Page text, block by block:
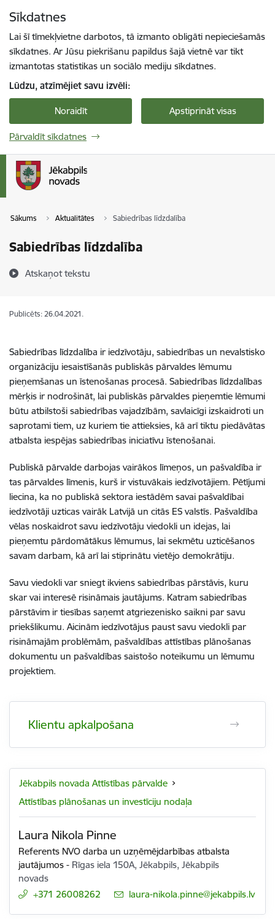
Sīkdatnes
Lai šī tīmekļvietne darbotos, tā izmanto obligāti nepieciešamās
sīkdatnes. Ar Jūsu piekrišanu papildus šajā vietnē var tikt
izmantotas statistikas un sociālo mediju sīkdatnes.
Lūdzu, atzīmējiet savu izvēli:
Noraidīt Apstiprināt visas
Pārvaldīt sīkdatnes
Sākums Aktualitātes Sabiedrības līdzdalība
Sabiedrības līdzdalība
Atskaņot tekstu
Publicēts: 26.04.2021.
Sabiedrības līdzdalība ir iedzīvotāju, sabiedrības un nevalstisko
organizāciju iesaistīšanās publiskās pārvaldes lēmumu
pieņemšanas un īstenošanas procesā. Sabiedrības līdzdalības
mērķis ir nodrošināt, lai publiskās pārvaldes pieņemtie lēmumi
būtu atbilstoši sabiedrības vajadzībām, savlaicīgi izskaidroti un
saprotami tiem, uz kuriem tie attieksies, kā arī tiktu piedāvātas
atbalsta iespējas sabiedrības iniciatīvu īstenošanai.
Publiskā pārvalde darbojas vairākos līmeņos, un pašvaldība ir
tas pārvaldes līmenis, kurš ir vistuvākais iedzīvotājiem. Pētījumi
liecina, ka no publiskā sektora iestādēm savai pašvaldībai
iedzīvotāji uzticas vairāk Latvijā un citās ES valstīs. Pašvaldība
vēlas noskaidrot savu iedzīvotāju viedokli un idejas, lai
pieņemtu pārdomātākus lēmumus, lai sekmētu uzticēšanos
savam darbam, kā arī lai stiprinātu vietējo demokrātiju.
Savu viedokli var sniegt ikviens sabiedrības pārstāvis, kuru
skar vai interesē risināmais jautājums. Katram sabiedrības
pārstāvim ir tiesības saņemt atgriezenisko saikni par savu
priekšlikumu. Aicinām iedzīvotājus paust savu viedokli par
risināmajām problēmām, pašvaldības attīstības plānošanas
dokumentu un pašvaldības saistošo noteikumu un lēmumu
projektiem.
Klientu apkalpošana
Jēkabpils novada Attīstības pārvalde
Attīstības plānošanas un investīciju nodaļa
Laura Nikola Pinne
Referents NVO darba un uzņēmējdarbības atbalsta
jautājumos - Rīgas iela 150A, Jēkabpils, Jēkabpils
novads
+371 26008262
E-pasts:
laura-nikola.pinne@jekabpils.lv